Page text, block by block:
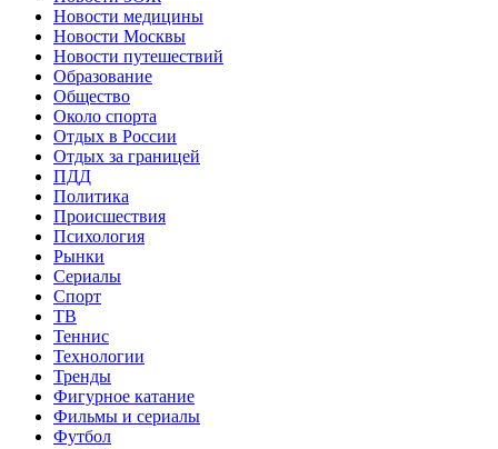
Новости медицины
Новости Москвы
Новости путешествий
Образование
Общество
Около спорта
Отдых в России
Отдых за границей
ПДД
Политика
Происшествия
Психология
Рынки
Сериалы
Спорт
ТВ
Теннис
Технологии
Тренды
Фигурное катание
Фильмы и сериалы
Футбол